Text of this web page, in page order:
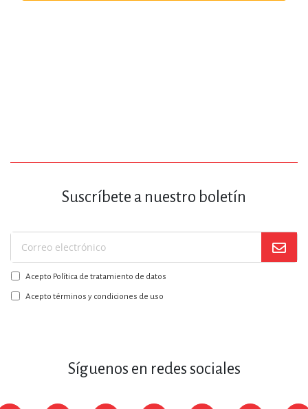
Suscríbete a nuestro boletín
Suscríbase
a
nuestro
boletín:
Acepto Política de tratamiento de datos
Acepto términos y condiciones de uso
Síguenos en redes sociales